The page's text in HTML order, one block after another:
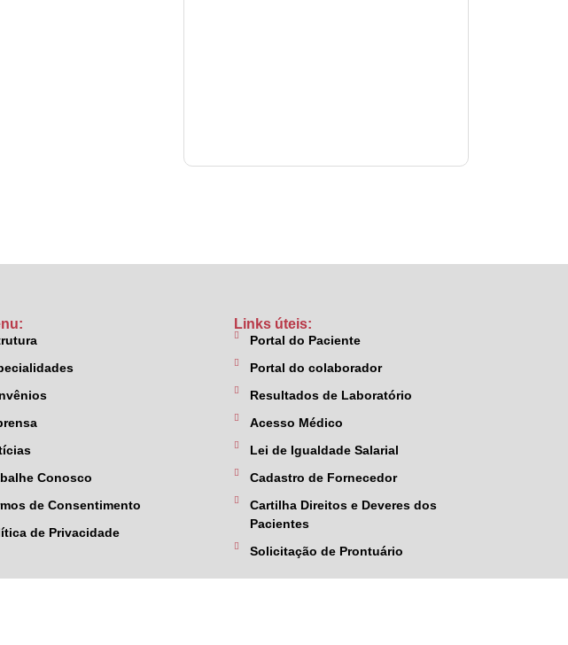
Conosco
de Consentimento
de Privacidade
Links úteis:
Portal do Paciente
Portal do colaborador
Resultados de Laboratório
Acesso Médico
Lei de Igualdade Salarial
Cadastro de Fornecedor
Cartilha Direitos e Deveres dos
Pacientes
Solicitação de Prontuário